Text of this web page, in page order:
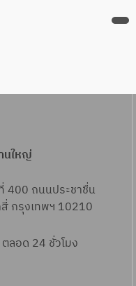
นใหญ่
400 ถนนประชาชื่น
กรุงเทพฯ 10210
ลอด 24 ชั่วโมง